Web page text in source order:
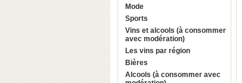
Mode
Sports
Vins et alcools (à consommer
avec modération)
Les vins par région
Bières
Alcools (à consommer avec